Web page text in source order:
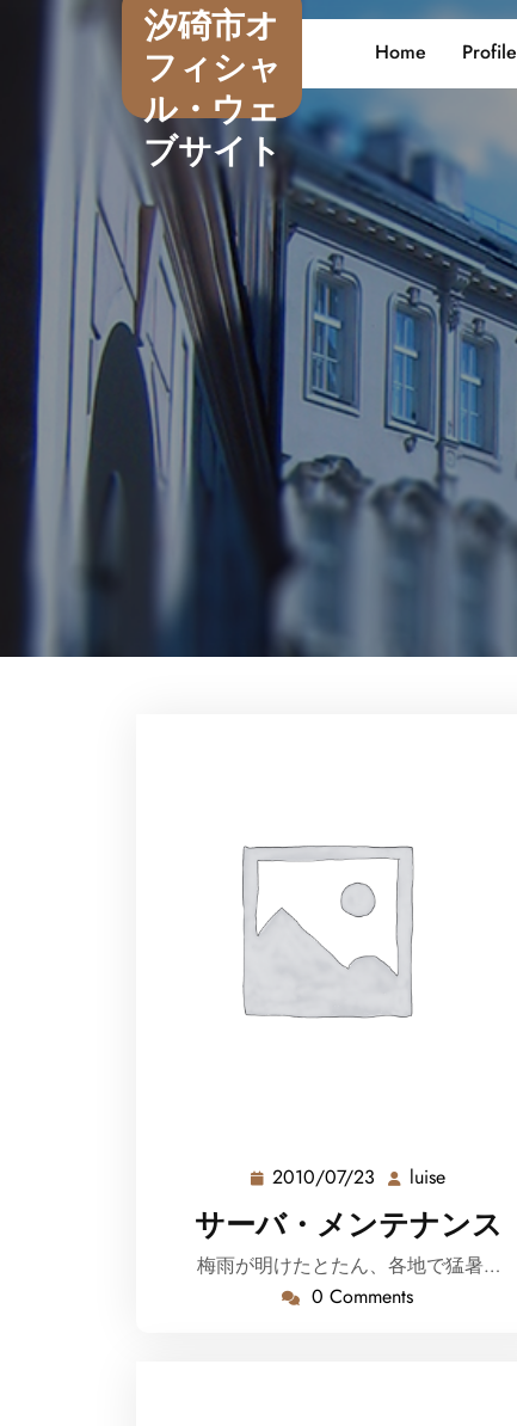
汐碕市オ
フィシャ
ル・ウェ
ブサイト
Home Profile
2010/07/23 2010/07/23
luise
サーバ・メンテナンス
梅雨が明けたとたん、各地で猛暑…
0 Comments